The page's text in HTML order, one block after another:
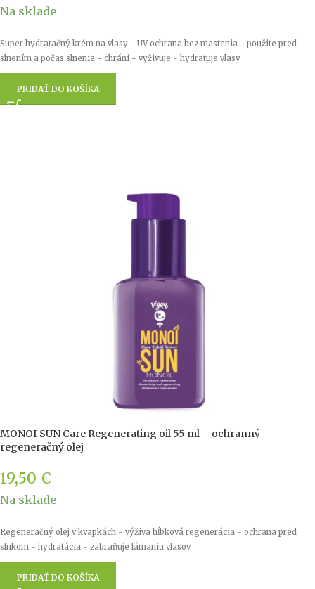
Na sklade
Super hydratačný krém na vlasy - UV ochrana bez mastenia - použite pred
slnením a počas slnenia - chráni - vyživuje - hydratuje vlasy
PRIDAŤ DO KOŠÍKA
MONOI SUN Care Regenerating oil 55 ml – ochranný
regeneračný olej
19,50 €
Na sklade
Regeneračný olej v kvapkách - výživa hĺbková regenerácia - ochrana pred
slnkom - hydratácia - zabraňuje lámaniu vlasov
PRIDAŤ DO KOŠÍKA